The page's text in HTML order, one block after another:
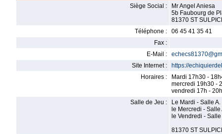
Siège Social :
Mr Angel Aniesa
5b Faubourg de
81370 ST
Téléphone :
06 45 41 35 41
Fax :
E-Mail :
Site Internet :
https://
Horaires :
Mardi 17h30 -
mercredi 19h30 -
vendredi 17h - 20h
Salle de Jeu :
Le Mardi - Salle
le Mercredi - Salle
le Vendredi -
81370 ST